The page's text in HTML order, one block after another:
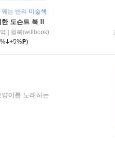
는 반려 미술책
도슨트 북 II
윌북(willbook)
+5% )
이를 노래하는